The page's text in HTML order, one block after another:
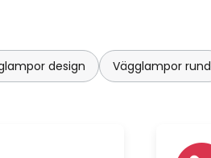
design Vägglampor rund